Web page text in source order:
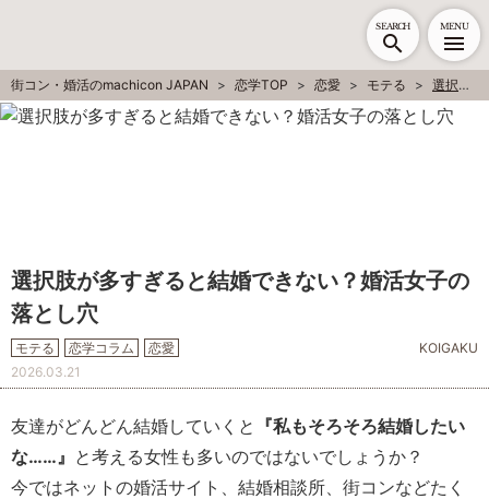
SEARCH MENU
街コン・婚活のmachicon JAPAN 恋学TOP 恋愛 モテる 選択肢が多すぎると結婚できない？婚活女子の落とし穴
選択肢が多すぎると結婚できない？婚活女子の
落とし穴
モテる 恋学コラム 恋愛
KOIGAKU
2026.03.21
友達がどんどん結婚していくと 『私もそろそろ結婚したい
な……』 と考える女性も多いのではないでしょうか？
今ではネットの婚活サイト、結婚相談所、街コンなどたく